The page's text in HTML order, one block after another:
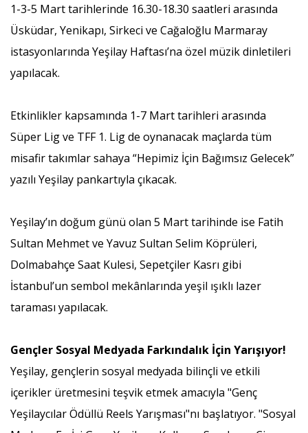
1-3-5 Mart tarihlerinde 16.30-18.30 saatleri arasında
Üsküdar, Yenikapı, Sirkeci ve Cağaloğlu Marmaray
istasyonlarında Yeşilay Haftası’na özel müzik dinletileri
yapılacak.
Etkinlikler kapsamında 1-7 Mart tarihleri arasında
Süper Lig ve TFF 1. Lig de oynanacak maçlarda tüm
misafir takımlar sahaya “Hepimiz İçin Bağımsız Gelecek”
yazılı Yeşilay pankartıyla çıkacak.
Yeşilay’ın doğum günü olan 5 Mart tarihinde ise Fatih
Sultan Mehmet ve Yavuz Sultan Selim Köprüleri,
Dolmabahçe Saat Kulesi, Sepetçiler Kasrı gibi
İstanbul’un sembol mekânlarında yeşil ışıklı lazer
taraması yapılacak.
Gençler Sosyal Medyada Farkındalık İçin Yarışıyor!
Yeşilay, gençlerin sosyal medyada bilinçli ve etkili
içerikler üretmesini teşvik etmek amacıyla "Genç
Yeşilaycılar Ödüllü Reels Yarışması"nı başlatıyor. "Sosyal